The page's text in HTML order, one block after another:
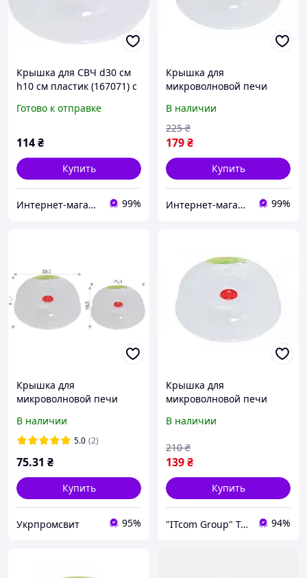
Крышка для СВЧ d30 см
h10 см пластик (167071) с
Украине
Готово к отправке
114₴
Купить
Интернет-магазин "TUDOM" 99%
Крышка для
микроволновой печи
Алеана 167071
В наличии
179₴
225 ₴
Купить
Интернет-магазин TopPosud 99%
Крышка для
микроволновой печи
В наличии
5.0 (2)
75.31 ₴
Купить
Укрпромсвит 95%
Крышка для
микроволновой печи
Алеана 167072
В наличии
139₴
210 ₴
Купить
"ITcom Group" Technology Distribution 94%